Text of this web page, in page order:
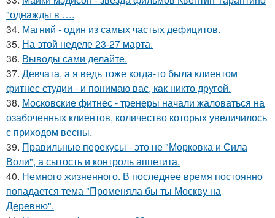
"однажды в ….
34. Магний - один из самых частых дефицитов.
35. На этой неделе 23-27 марта.
36. Выводы сами делайте.
37. Девчата, а я ведь тоже когда-то была клиентом
фитнес студии - и понимаю вас, как никто другой.
38. Московские фитнес - тренеры начали жаловаться на
озабоченных клиентов, количество которых увеличилось
с приходом весны.
39. Правильные перекусы - это не "Морковка и Сила
Воли", а сытость и контроль аппетита.
40. Немного жизненного. В последнее время постоянно
попадается тема "Променяла бы ты Москву на
Деревню".